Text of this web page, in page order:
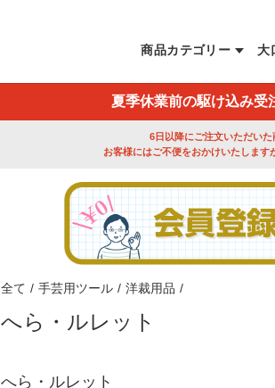
商品カテゴリー 大
夏季休業前の駆け込み受
6日以降にご注文いただいた
お客様にはご不便をおかけいたします
全て / 手芸用ツール / 洋裁用品 /
へら・ルレット
へら・ルレット